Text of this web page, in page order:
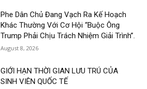
Phe Dân Chủ Đang Vạch Ra Kế Hoạch
Khác Thường Với Cơ Hội “Buộc Ông
Trump Phải Chịu Trách Nhiệm Giải Trình”.
August 8, 2026
GIỚI HẠN THỜI GIAN LƯU TRÚ CỦA
SINH VIÊN QUỐC TẾ